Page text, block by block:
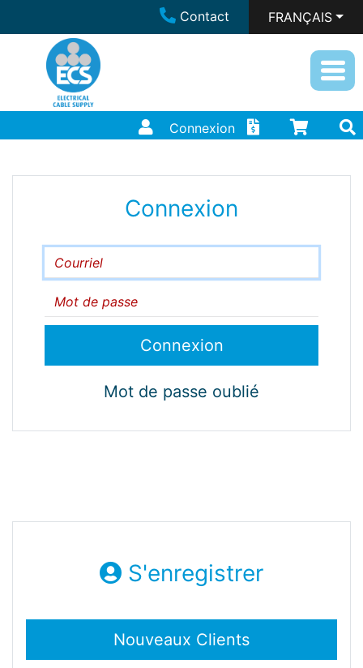
Contact FRANÇAIS
Connexion
Connexion
Courriel
Mot de passe
Mot de passe oublié
S'enregistrer